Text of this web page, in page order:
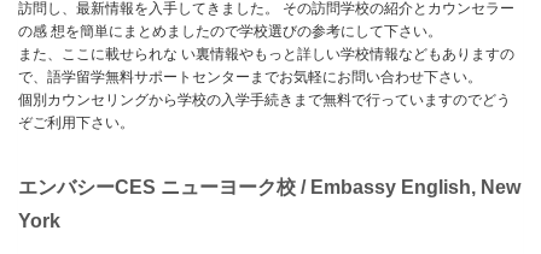
訪問し、最新情報を入手してきました。 その訪問学校の紹介とカウンセラー
の感 想を簡単にまとめましたので学校選びの参考にして下さい。
また、ここに載せられな い裏情報やもっと詳しい学校情報などもありますの
で、語学留学無料サポートセンターまでお気軽にお問い合わせ下さい。
個別カウンセリングから学校の入学手続きまで無料で行っていますのでどう
ぞご利用下さい。
エンバシーCES ニューヨーク校 / Embassy English, New
York